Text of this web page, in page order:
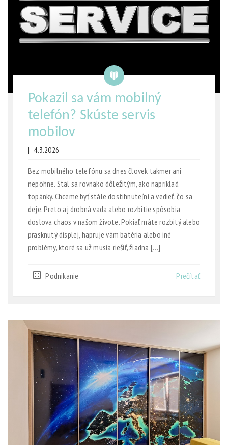
Pokazil sa vám mobilný
telefón? Skúste servis
mobilov
| 4.3.2026
Bez mobilného telefónu sa dnes človek takmer ani
nepohne. Stal sa rovnako dôležitým, ako napríklad
topánky. Chceme byť stále dostihnuteľní a vedieť, čo sa
deje. Preto aj drobná vada alebo rozbitie spôsobia
doslova chaos v našom živote. Pokiaľ máte rozbitý alebo
prasknutý displej, hapruje vám batéria alebo iné
problémy, ktoré sa už musia riešiť, žiadna […]
Podnikanie Prečítať